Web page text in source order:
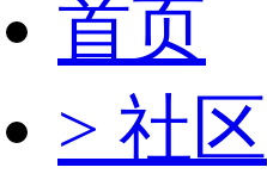
首页
> 社区